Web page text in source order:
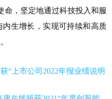
命，坚定地通过科技投入和服
生增长，实现可持续和高质
“上市公司2022年报业绩说明